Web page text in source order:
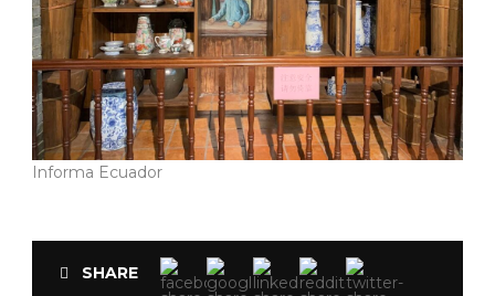
Informa Ecuador
SHARE